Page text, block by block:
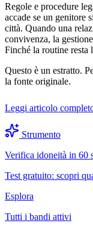
Regole e procedure
accade se un genitore
città. Quando una
convivenza, la
Finché la routine resta
Questo è un estratto.
la fonte originale.
Leggi articolo
Strumento
Verifica idoneità in 60
Test gratuito: scopri
Esplora
Tutti i bandi attivi